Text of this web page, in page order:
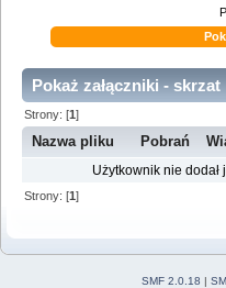
Pokaż załączniki - skrzat
Strony: [1]
Nazwa pliku Pobrań
Użytkownik nie dodał
Strony: [1]
SMF 2.0.18 |